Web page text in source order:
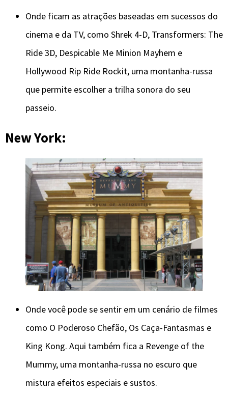
Onde ficam as atrações baseadas em sucessos do
cinema e da TV, como Shrek 4-D, Transformers: The
Ride 3D, Despicable Me Minion Mayhem e
Hollywood Rip Ride Rockit, uma montanha-russa
que permite escolher a trilha sonora do seu
passeio.
New York:
Onde você pode se sentir em um cenário de filmes
como O Poderoso Chefão, Os Caça-Fantasmas e
King Kong. Aqui também fica a Revenge of the
Mummy, uma montanha-russa no escuro que
mistura efeitos especiais e sustos.